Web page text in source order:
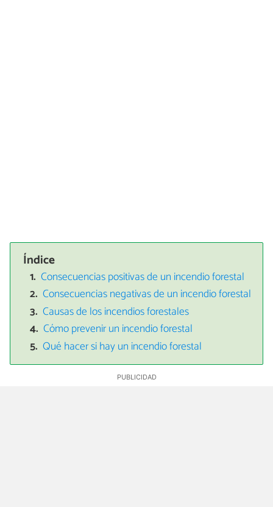
Índice
Consecuencias positivas de un incendio forestal
Consecuencias negativas de un incendio forestal
Causas de los incendios forestales
Cómo prevenir un incendio forestal
Qué hacer si hay un incendio forestal